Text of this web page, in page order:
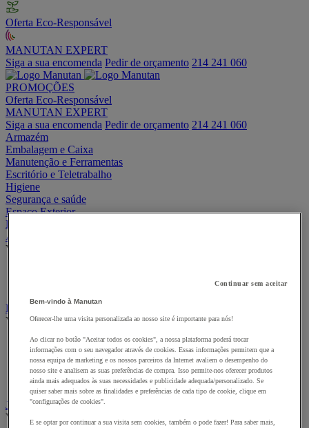
Oferta Eco-Responsável
MANUTAN EXPERT
Siga a sua encomenda Pedir de orçamento 214 241 060
PROMOÇÕES
Oferta Eco-Responsável
MANUTAN EXPERT
Siga a sua encomenda Pedir de orçamento 214 241 060
Armazém
Embalagem e Caixa
Manutenção e Ferramentas
Escritório e Teletrabalho
Higiene
Segurança e saúde
Espaço Exterior
Restauração
Abrigo urbano
Ver todas as categorias
Abrigo para veículos de duas rodas e multiusos
Bandeira, mastro e manga de vento
Ver todas as categorias
Bandeira de publicidade
Bandeira oficial
Manga de vento
Mastro
Jardim
Ver todas as categorias
Continuar sem aceitar
Bem-vindo à Manutan
Oferecer-lhe uma visita personalizada ao nosso site é importante para nós!
Ao clicar no botão "Aceitar todos os cookies", a nossa plataforma poderá trocar
informações com o seu navegador através de cookies. Essas informações permitem que a
nossa equipa de marketing e os nossos parceiros da Internet avaliem o desempenho do
nosso site e analisem as suas preferências de compra. Isso permite-nos oferecer produtos
ainda mais adequados às suas necessidades e publicidade adequada/personalizado. Se
quiser saber mais sobre as finalidades e preferências de cada tipo de cookie, clique em
"configurações de cookies".
E se optar por continuar a sua visita sem cookies, também o pode fazer! Para saber mais,